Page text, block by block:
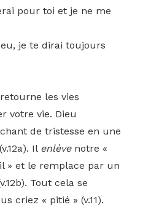
pour toi et je ne me
je te dirai toujours
les vies
votre vie. Dieu
de tristesse en une
Il enlèvenotre «
» et le remplace par un
Tout cela se
criez « pitié » (v.11).